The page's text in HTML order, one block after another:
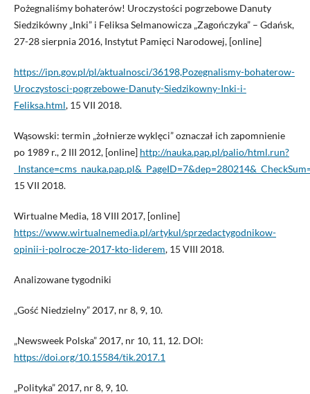
Pożegnaliśmy bohaterów! Uroczystości pogrzebowe Danuty
Siedzikówny „Inki” i Feliksa Selmanowicza „Zagończyka” – Gdańsk,
27-28 sierpnia 2016, Instytut Pamięci Narodowej, [online]
https://ipn.gov.pl/pl/aktualnosci/36198,Pozegnalismy-bohaterow-
Uroczystosci-pogrzebowe-Danuty-Siedzikowny-Inki-i-
Feliksa.html, 15 VII 2018.
Wąsowski: termin „żołnierze wyklęci” oznaczał ich zapomnienie
po 1989 r., 2 III 2012, [online] http://nauka.pap.pl/palio/html.run?
15 VII 2018.
Wirtualne Media, 18 VIII 2017, [online]
https://www.wirtualnemedia.pl/artykul/sprzedactygodnikow-
opinii-i-polrocze-2017-kto-liderem, 15 VIII 2018.
Analizowane tygodniki
„Gość Niedzielny” 2017, nr 8, 9, 10.
„Newsweek Polska” 2017, nr 10, 11, 12. DOI:
https://doi.org/10.15584/tik.2017.1
„Polityka” 2017, nr 8, 9, 10.